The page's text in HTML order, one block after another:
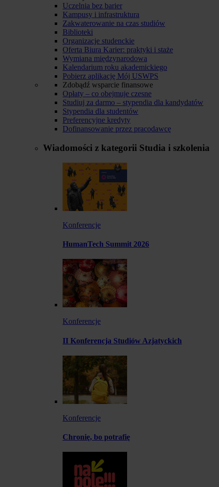
Uczelnia bez barier
Kampusy i infrastruktura
Zakwaterowanie na czas studiów
Biblioteki
Organizacje studenckie
Oferta Biura Karier: praktyki i staże
Wymiana międzynarodowa
Kalendarium roku akademickiego
Pobierz aplikację Mój USWPS
Zdobądź wsparcie finansowe
Opłaty – co obejmuje czesne
Studiuj za darmo – stypendia dla kandydatów
Stypendia dla studentów
Preferencyjne kredyty
Dofinansowanie przez pracodawcę
Wiadomości z kategorii Studia i szkolenia
Konferencje
HumanTech Summit 2026
Konferencje
II Konferencja Studiów Azjatyckich
Konferencje
Chronię, bo potrafię